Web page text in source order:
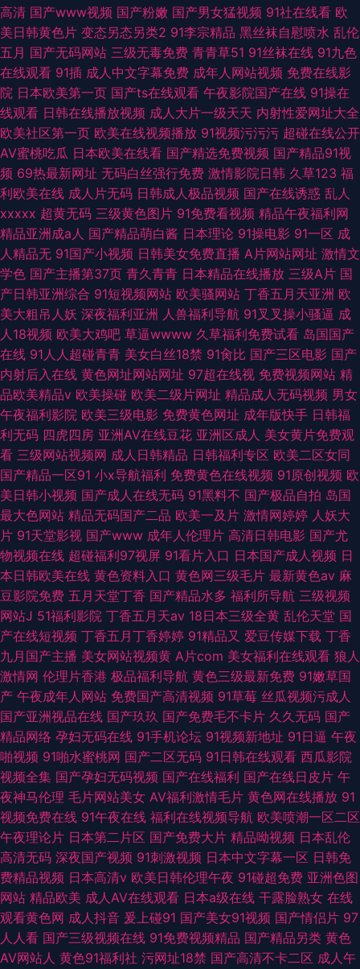
高清 国产www视频 国产粉嫩 国产男女猛视频 91社在线看 欧
美日韩黄色片 变态另态另类2 91李宗精品 黑丝袜自慰喷水 乱伦
五月 国产无码网站 三级无毒免费 青青草51 91丝袜在线 91九色
在线观看 91插 成人中文字幕免费 成年人网站视频 免费在线影
院 日本欧美第一页 国产ts在线观看 午夜影院国产在线 91操在
线观看 日韩在线播放视频 成人大片一级天天 内射性爱网址大全
欧美社区第一页 欧美在线视频播放 91视频污污污 超碰在线公开
AV蜜桃吃瓜 日本欧美在线看 国产精选免费视频 国产精品91视
频 69热最新网址 无码白丝强行免费 激情影院日韩 久草123 福
利欧美在线 成人片无码 日韩成人极品视频 国产在线诱惑 乱人
xxxxx 超黄无码 三级黄色图片 91免费看视频 精品午夜福利网
精品亚洲成a人 国产精品萌白酱 日本理论 91操电影 91一区 成
人精品无 91国产小视频 日韩美女免费直播 A片网站网址 激情文
学色 国产主播第37页 青久青青 日本精品在线播放 三级A片 国
产日韩亚洲综合 91短视频网站 欧美骚网站 丁香五月天亚洲 欧
美大粗吊人妖 深夜福利亚洲 人兽福利导航 91叉叉操小骚逼 成
人18视频 欧美大鸡吧 草逼wwww 久草福利免费试看 岛国国产
在线 91人人超碰青青 美女白丝18禁 91肏比 国产三区电影 国产
内射后入在线 黄色网址网站网址 97超在线视 免费视频网站 精
品欧美精品v 欧美操碰 欧美二级片网址 精品成人无码视频 男女
午夜福利影院 欧美三级电影 免费黄色网址 成年版快手 日韩福
利无码 四虎四房 亚洲AV在线豆花 亚洲区成人 美女黄片免费观
看 三级网站视频网 成人日韩精品 日韩福利专区 欧美二区女同
国产精品一区91 小x导航福利 免费黄色在线视频 91原创视频 欧
美日韩小视频 国产成人在线无码 91黑料不 国产极品自拍 岛国
最大色网站 精品无码国产二品 欧美一及片 激情网婷婷 人妖大
片 91天堂影视 国产www 成年人伦理片 高清日韩电影 国产尤
物视频在线 超碰福利97视屏 91看片入口 日本国产成人视频 日
本日韩欧美在线 黄色资料入口 黄色网三级毛片 最新黄色av 麻
豆影院免费 五月天堂丁香 国产精品水多 福利所导航 三级视频
网站J 51福利影院 丁香五月天av 18日本三级全黄 乱伦天堂 国
产在线短视频 丁香五月丁香婷婷 91精品又 爱豆传媒下载 丁香
九月国产主播 美女网站视频黄 A片com 美女福利在线观看 狼人
激情网 伦理片香港 极品福利导航 黄色三级最新免费 91嫩草国
产 午夜成年人网站 免费国产高清视频 91草莓 丝瓜视频污成人
国产亚洲视品在线 国产玖玖 国产免费毛不卡片 久久无码 国产
精品网络 孕妇无码在线 91手机论坛 91视频新地址 91日逼 午夜
啪视频 91啪水蜜桃网 国产二区无码 91日韩在线观看 西瓜影院
视频全集 国产孕妇无码视频 国产在线福利 国产在线日皮片 午
夜神马伦理 毛片网站美女 AV福利激情毛片 黄色网在线播放 91
视频免费在线 91午夜在线 福利在线视频导航 欧美喷潮一区二区
午夜理论片 日本第二片区 国产免费大片 精品呦视频 日本乱伦
高清无码 深夜国产视频 91刺激视频 日本中文字幕一区 日韩免
费精品视频 日本高清v 欧美日韩伦理午夜 91碰超免费 亚洲色图
网站 精品欧美 成人AV在线观看 日本a级在线 干露脸熟女 在线
观看黄色网 成人抖音 爰上碰91 国产美女91视频 国产情侣片 97
人人看 国产三级视频在线 91免费视频精品 国产精品另类 黄色
AV网站人 黄色91福利社 污网址18禁 国产高清不卡二区 成人午